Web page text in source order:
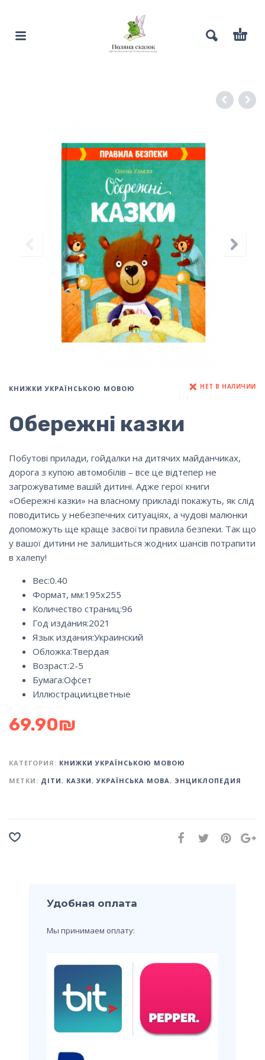
КНИЖКИ УКРАЇНСЬКОЮ МОВОЮ НЕТ В НАЛИЧИИ
Обережні казки
Побутові прилади, гойдалки на дитячих майданчиках,
дорога з купою автомобілів – все це відтепер не
загрожуватиме вашій дитині. Адже герої книги
«Обережні казки» на власному прикладі покажуть, як слід
поводитись у небезпечних ситуаціях, а чудові малюнки
допоможуть ще краще засвоїти правила безпеки. Так що
у вашої дитини не залишиться жодних шансів потрапити
в халепу!
Вес:0.40
Формат, мм:195х255
Количество страниц:96
Год издания:2021
Язык издания:Украинский
Обложка:Твердая
Возраст:2-5
Бумага:Офсет
Иллюстрации:цветные
69.90₪
КАТЕГОРИЯ: КНИЖКИ УКРАЇНСЬКОЮ МОВОЮ
МЕТКИ: ДІТИ , КАЗКИ ,УКРАЇНСЬКА МОВА , ЭНЦИКЛОПЕДИЯ
Удобная оплата
Мы принимаем оплату: